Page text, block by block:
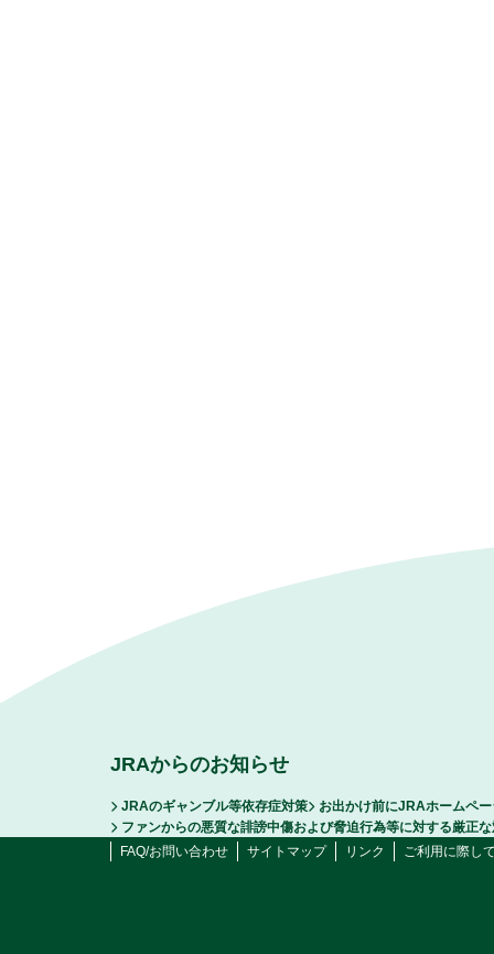
JRAからのお知らせ
JRAのギャンブル等依存症対策
お出かけ前にJRAホームペ
ファンからの悪質な誹謗中傷および脅迫行為等に対する厳正
FAQ/お問い合わせ
サイトマップ リンク ご利用に際し